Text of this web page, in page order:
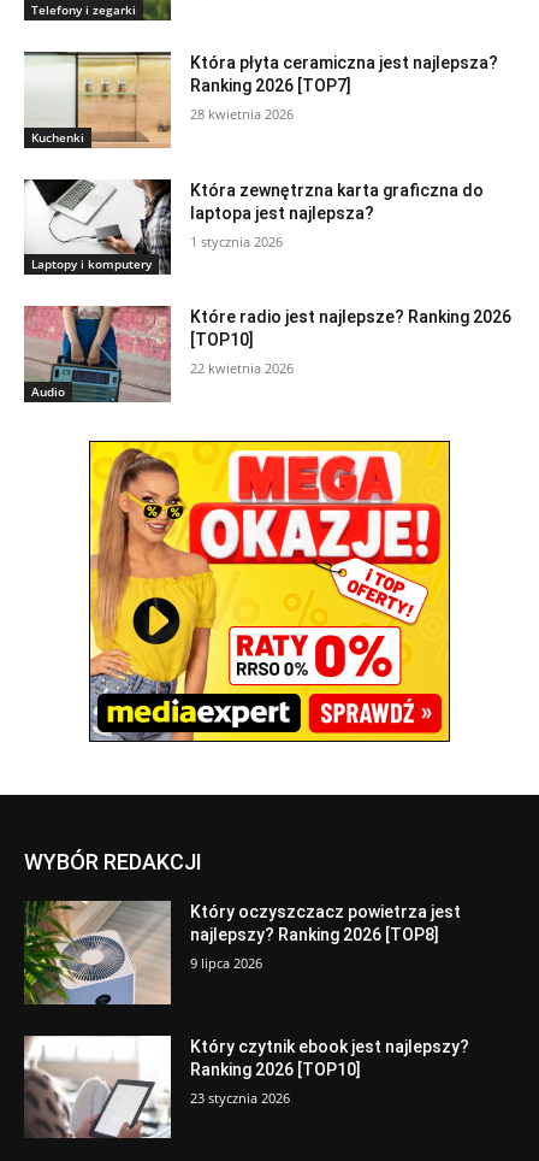
Telefony i zegarki
Kuchenki
Która płyta ceramiczna jest najlepsza?
Ranking 2026 [TOP7]
28 kwietnia 2026
Laptopy i komputery
Która zewnętrzna karta graficzna do
laptopa jest najlepsza?
1 stycznia 2026
Audio
Które radio jest najlepsze? Ranking 2026
[TOP10]
22 kwietnia 2026
WYBÓR REDAKCJI
Który oczyszczacz powietrza jest
najlepszy? Ranking 2026 [TOP8]
9 lipca 2026
Który czytnik ebook jest najlepszy?
Ranking 2026 [TOP10]
23 stycznia 2026